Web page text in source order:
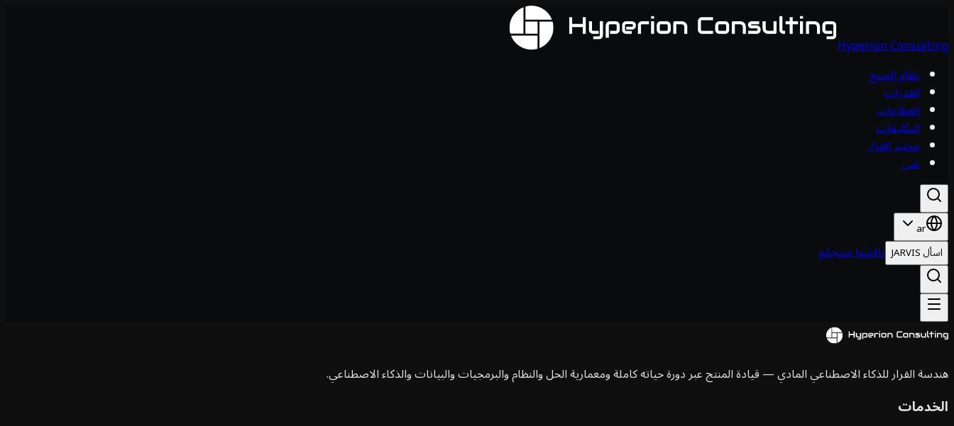
Hyperion Consulting
نظام المنتج
القدرات
القطاعات
التكليفات
مختبر القرار
عني
ar
اسأل JARVIS
ناقشوا منتجكم
هندسة القرار للذكاء الاصطناعي المادي — قيادة المنتج عبر دورة حياته كاملة ومعمارية الحل والنظام والبرمجيات والبيانات والذكاء الاصطناعي.
الخدمات